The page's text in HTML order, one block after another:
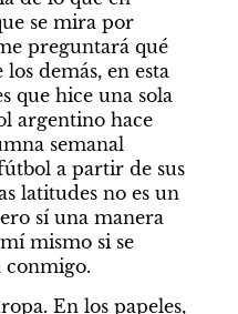
se mira por
preguntará qué
demás, en esta
que hice una sola
argentino hace
semanal
a partir de sus
latitudes no es un
sí una manera
mismo si se
conmigo.
En los papeles,